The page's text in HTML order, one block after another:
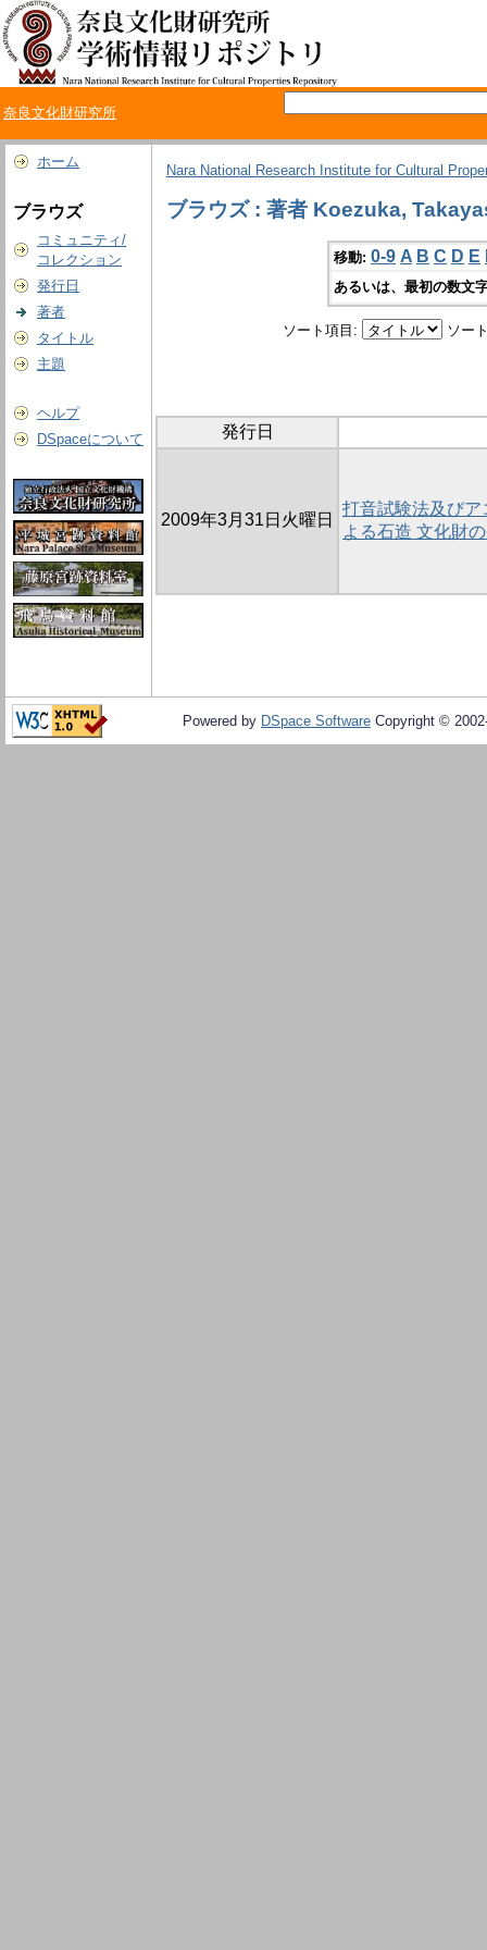
奈良文化財研究所
ホーム
ブラウズ
コミュニティ/
コレクション
発行日
著者
タイトル
主題
ヘルプ
DSpaceについて
Nara National Research Institute for Cultural
ブラウズ : 著者 Koezuka,
移動: 0-9 A B C D E
あるいは、最初の数文
ソート項目: ソー
発行日
2009年3月31日火曜日
打音試験法及び
よる石造 文化財
Powered by DSpace Software Copyright ©